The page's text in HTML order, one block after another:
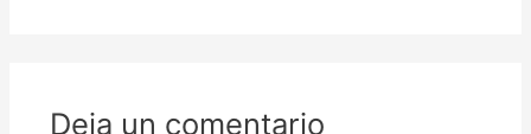
Deja un comentario